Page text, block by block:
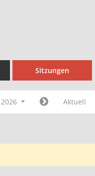
Sitzungen
2026 Aktuell